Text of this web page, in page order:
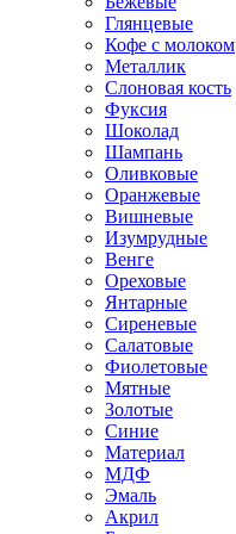
Глянцевые
Кофе с молоком
Металлик
Слоновая кость
Фуксия
Шоколад
Шампань
Оливковые
Оранжевые
Вишневые
Изумрудные
Венге
Ореховые
Янтарные
Сиреневые
Салатовые
Фиолетовые
Мятные
Золотые
Синие
Материал
МДФ
Эмаль
Акрил